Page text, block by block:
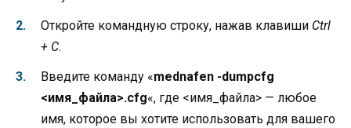
Откройте командную строку, нажав клавиши Ctrl
+ C.
Введите команду «mednafen -dumpcfg
<имя_файла>.cfg«, где <имя_файла> — любое
имя, которое вы хотите использовать для вашего